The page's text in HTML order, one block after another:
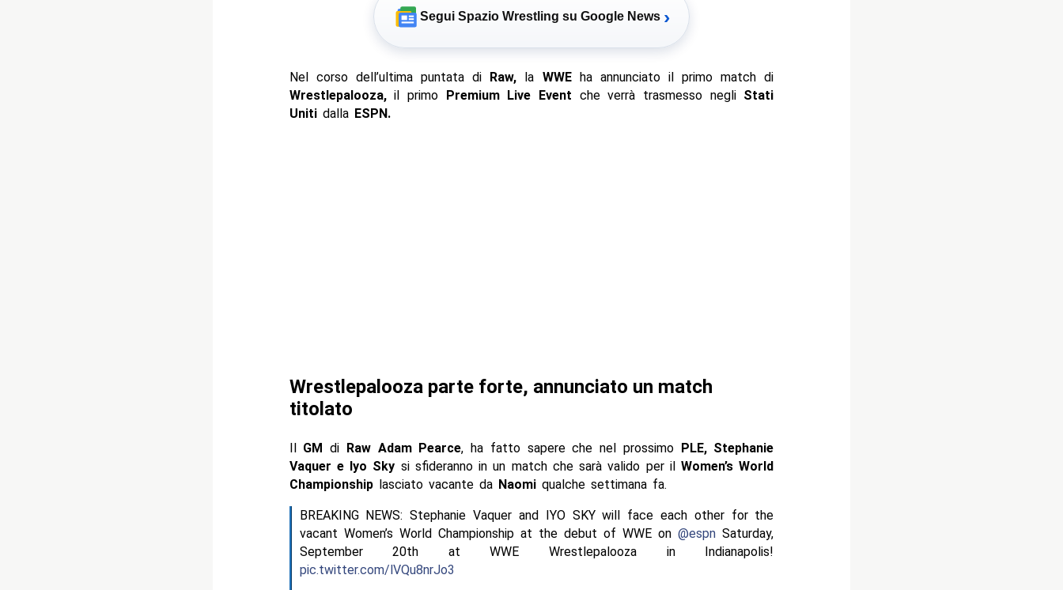
Segui Spazio Wrestling su Google News ›
Nel corso dell’ultima puntata di Raw, la WWEha annunciato il primo match di
Wrestlepalooza,il primo Premium Live Event che verrà trasmesso negli Stati
Unitidalla ESPN.
Wrestlepalooza parte forte, annunciato un match
titolato
Il GM di Raw Adam Pearce, ha fatto sapere che nel prossimo PLE, Stephanie
Vaquer e Iyo Sky si sfideranno in un match che sarà valido per ilWomen’s World
Championship lasciato vacante da Naomiqualche settimana fa.
BREAKING NEWS: Stephanie Vaquer and IYO SKY will face each other for the
vacant Women’s World Championship at the debut of WWE on@espn Saturday,
September 20th at WWE Wrestlepalooza in Indianapolis!
pic.twitter.com/lVQu8nrJo3